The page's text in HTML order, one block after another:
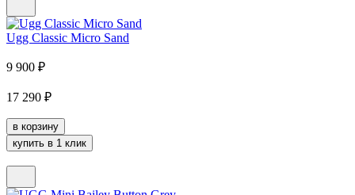
Ugg Classic Micro Sand
9 900 ₽
17 290 ₽
в корзину
купить в 1 клик